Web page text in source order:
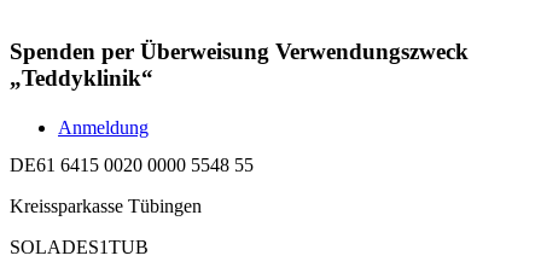
Anmeldung
Spenden per Überweisung Verwendungszweck
„Teddyklinik“
DE61 6415 0020 0000 5548 55
Kreissparkasse Tübingen
SOLADES1TUB